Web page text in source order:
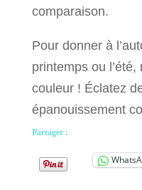
comparaison.
Pour donner à
printemps ou
couleur ! Éclatez
épanouissement
Partager :